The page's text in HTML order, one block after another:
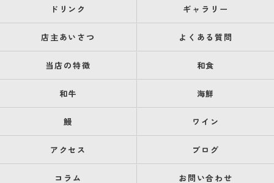
ドリンク ギャラリー
店主あいさつ よくある質問
当店の特徴 和食
和牛 海鮮
鰻 ワイン
アクセス ブログ
コラム お問い合わせ